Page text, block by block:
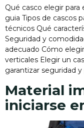
Qué casco elegir para
guia Tipos de cascos
técnicos Qué
Seguridad y
adecuado Cómo
verticales Elegir un
garantizar seguridad
Material
iniciarse